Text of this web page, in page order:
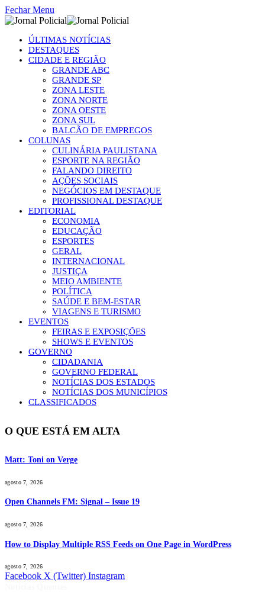
Fechar Menu
ÚLTIMAS NOTÍCIAS
DESTAQUES
CIDADE E REGIÃO
GRANDE ABC
GRANDE SP
ZONA LESTE
ZONA NORTE
ZONA OESTE
ZONA SUL
BALCÃO DE EMPREGOS
COLUNAS
CULINÁRIA PAULISTANA
ESPORTE NA REGIÃO
FALANDO DIREITO
AÇÕES SOCIAIS
NEGÓCIOS EM DESTAQUE
PROFISSIONAL DESTAQUE
EDITORIAL
ECONOMIA
EDUCAÇÃO
ESPORTES
GERAL
INTERNACIONAL
JUSTIÇA
MEIO AMBIENTE
POLÍTICA
SAÚDE E BEM-ESTAR
VIAGENS E TURISMO
EVENTOS
FEIRAS E EXPOSIÇÕES
SHOWS E EVENTOS
GOVERNO
CIDADANIA
GOVERNO FEDERAL
NOTÍCIAS DOS ESTADOS
NOTÍCIAS DOS MUNICÍPIOS
CLASSIFICADOS
O QUE ESTÁ EM ALTA
Matt: Toni on Verge
agosto 7, 2026
Open Channels FM: Signal – Issue 19
agosto 7, 2026
How to Display Multiple RSS Feeds on One Page in WordPress
agosto 7, 2026
Facebook X (Twitter) Instagram